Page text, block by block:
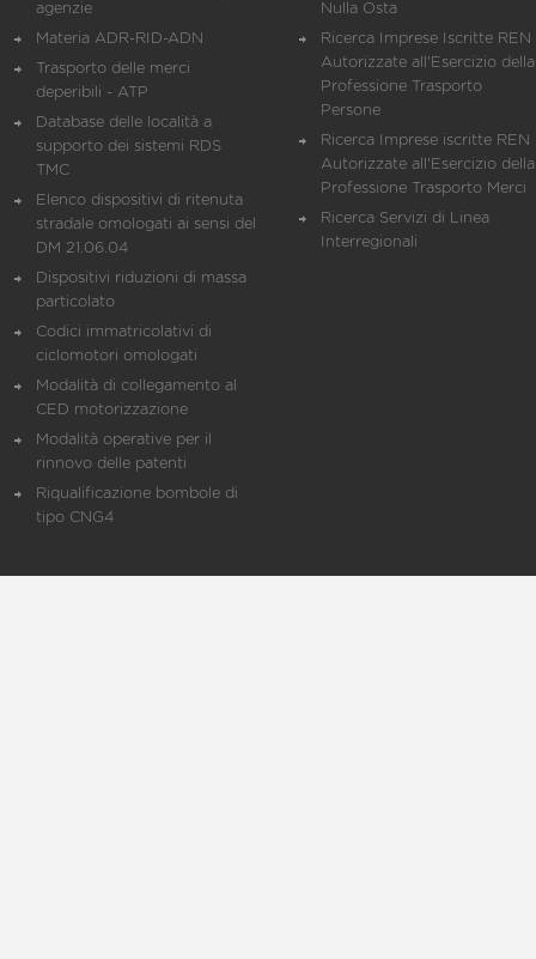
agenzie
Materia ADR-RID-ADN
Trasporto delle merci
deperibili - ATP
Database delle località a
supporto dei sistemi RDS
TMC
Elenco dispositivi di ritenuta
stradale omologati ai sensi del
DM 21.06.04
Dispositivi riduzioni di massa
particolato
Codici immatricolativi di
ciclomotori omologati
Modalità di collegamento al
CED motorizzazione
Modalità operative per il
rinnovo delle patenti
Riqualificazione bombole di
tipo CNG4
Nulla Osta
Ricerca Imprese Iscritte REN
Autorizzate all'Esercizio della
Professione Trasporto
Persone
Ricerca Imprese iscritte REN
Autorizzate all'Esercizio della
Professione Trasporto Merci
Ricerca Servizi di Linea
Interregionali